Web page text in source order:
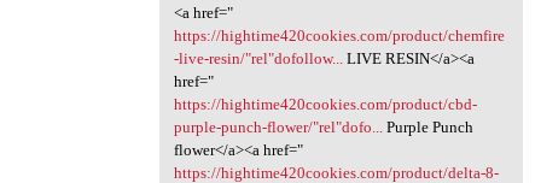
<a href="
https://hightime420cookies.com/product/chemfire
-live-resin/"rel"dofollow...
LIVE RESIN</a><a
href="
https://hightime420cookies.com/product/cbd-
purple-punch-flower/"rel"dofo...
Purple Punch
flower</a><a href="
https://hightime420cookies.com/product/delta-8-